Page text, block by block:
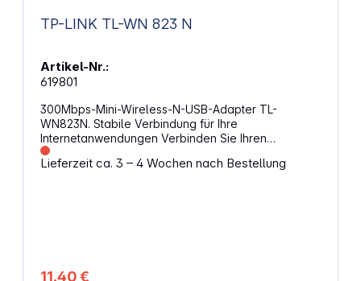
Wireless Sicherheit Unterstützt 64/128/152-bit WEP,
802.1X Einfache Konfiguration und Überwachung
Unterstützt die Roaming Technologie die effiziente
Windows 2000/XP/Vista OS
TP-LINK TL-WN 823 N
Artikel-Nr.:
619801
300Mbps-Mini-Wireless-N-USB-Adapter TL-
WN823N. Stabile Verbindung für Ihre
Internetanwendungen Verbinden Sie Ihren
Computer mit einem drahtlosen Netzwerk erreichen
Sie gleichzeitig eine Geschwindigkeit von 300
Lieferzeit ca. 3 – 4 Wochen nach Bestellung
11,40 €